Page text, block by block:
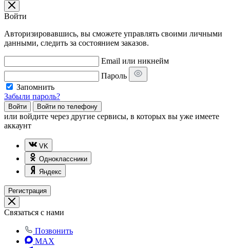
Войти
Авторизировавшись, вы сможете управлять своими личными
данными, следить за состоянием заказов.
Email или никнейм
Пароль
Запомнить
Забыли пароль?
Войти Войти по телефону
или войдите через другие сервисы, в которых вы уже имеете
аккаунт
VK
Одноклассники
Яндекс
Регистрация
Связаться с нами
Позвонить
MAX